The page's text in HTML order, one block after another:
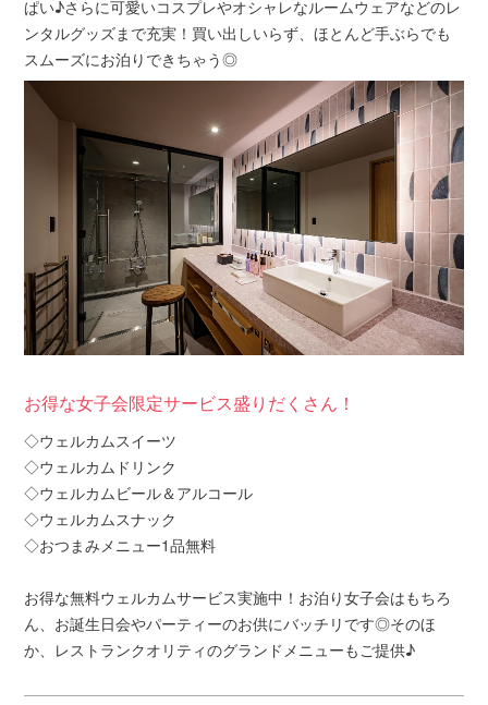
ぱい♪さらに可愛いコスプレやオシャレなルームウェアなどのレ
ンタルグッズまで充実！買い出しいらず、ほとんど手ぶらでも
スムーズにお泊りできちゃう◎
お得な女子会限定サービス盛りだくさん！
◇ウェルカムスイーツ
◇ウェルカムドリンク
◇ウェルカムビール＆アルコール
◇ウェルカムスナック
◇おつまみメニュー1品無料
お得な無料ウェルカムサービス実施中！お泊り女子会はもちろ
ん、お誕生日会やパーティーのお供にバッチリです◎そのほ
か、レストランクオリティのグランドメニューもご提供♪